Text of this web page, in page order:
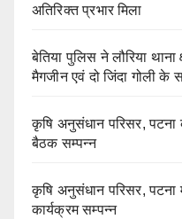
अतिरिक्त प्रभार मिला
बेतिया पुलिस ने लौरिया
मैगजीन एवं दो जिंदा गोली के
कृषि अनुसंधान परिसर,
बैठक सम्पन्न
कृषि अनुसंधान परिसर, पटना
कार्यक्रम सम्पन्न